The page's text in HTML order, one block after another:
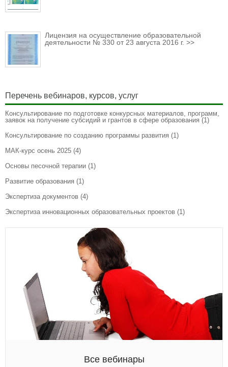
Лицензия на осуществление образовательной
деятельности № 330 от 23 августа 2016 г. >>
Перечень вебинаров, курсов, услуг
Консультирование по подготовке конкурсных материалов, программ,
заявок на получение субсидий и грантов в сфере образования (1)
Консультирование по созданию программы развития (1)
МАК-курс осень 2025 (4)
Основы песочной терапии (1)
Развитие образования (1)
Экспертиза документов (4)
Экспертиза инновационных образовательных проектов (1)
Все вебинары